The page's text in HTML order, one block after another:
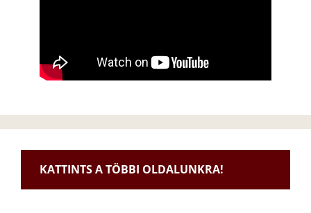
KATTINTS A TÖBBI OLDALUNKRA!